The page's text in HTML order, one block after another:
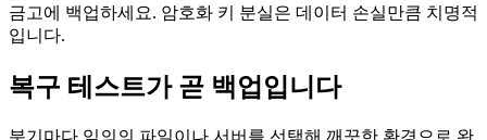
금고에 백업하세요. 암호화 키 분실은 데이터 손실만큼 치명적
입니다.
복구 테스트가 곧 백업입니다
분기마다 임의의 파일이나 서버를 선택해 깨끗한 환경으로 완